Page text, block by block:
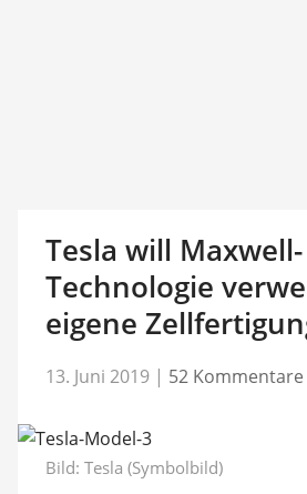
Tesla will Maxwell-
Technologie
eigene
13. Juni 2019 | 52 Kommentare
Bild: Tesla (Symbolbild)